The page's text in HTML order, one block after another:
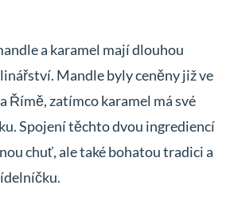
a karamel mají dlouhou
Mandle byly ceněny již ve
Římě, zatímco karamel má své
Spojení těchto dvou ingrediencí
chuť, ale také bohatou tradici a